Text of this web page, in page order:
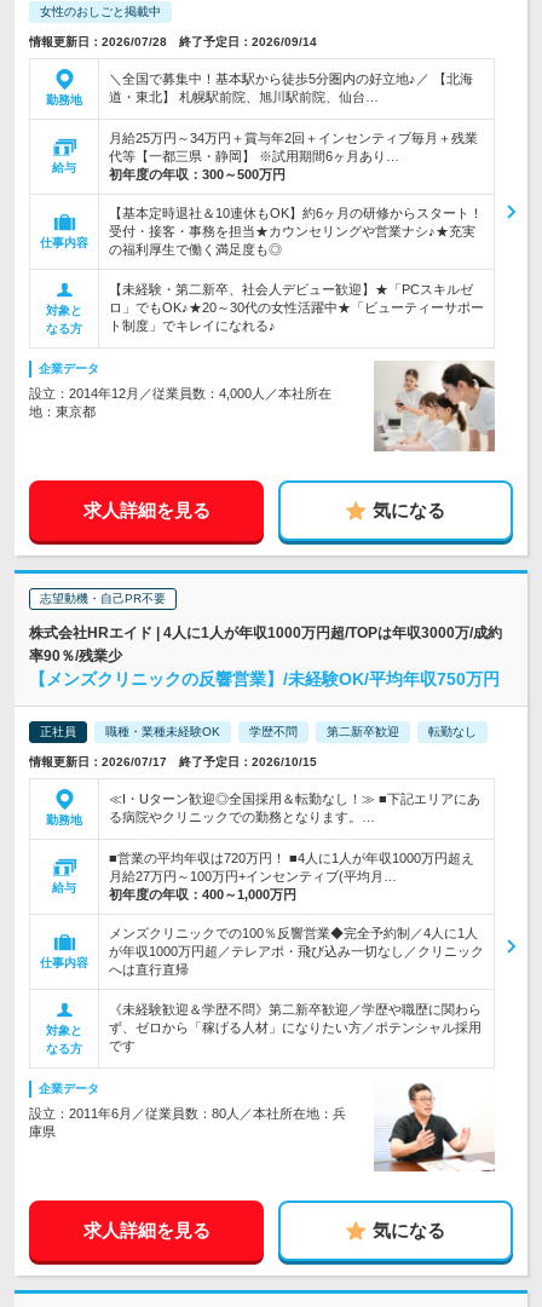
女性のおしごと掲載中
情報更新日：2026/07/28 終了予定日：2026/09/14
勤務地
＼全国で募集中！基本駅から徒歩5分圏内の好立地♪／ 【北海
道・東北】 札幌駅前院、旭川駅前院、仙台…
給与
月給25万円～34万円＋賞与年2回＋インセンティブ毎月＋残業
代等【一都三県・静岡】 ※試用期間6ヶ月あり…
初年度の年収： 300～500万円
仕事内容
【基本定時退社＆10連休もOK】約6ヶ月の研修からスタート！
受付・接客・事務を担当★カウンセリングや営業ナシ♪★充実
の福利厚生で働く満足度も◎
対象と
なる方
【未経験・第二新卒、社会人デビュー歓迎】★「PCスキルゼ
ロ」でもOK♪★20～30代の女性活躍中★「ビューティーサポー
ト制度」でキレイになれる♪
企業データ
設立：2014年12月／従業員数：4,000人／本社所在
地：東京都
求人詳細を見る 気になる
志望動機・自己PR不要
株式会社HRエイド | 4人に1人が年収1000万円超/TOPは年収3000万/成約
率90％/残業少
【メンズクリニックの反響営業】/未経験OK/平均年収750万円
正社員 職種・業種未経験OK 学歴不問 第二新卒歓迎 転勤なし
情報更新日：2026/07/17 終了予定日：2026/10/15
勤務地
≪I・Uターン歓迎◎全国採用＆転勤なし！≫ ■下記エリアにあ
る病院やクリニックでの勤務となります。…
給与
■営業の平均年収は720万円！ ■4人に1人が年収1000万円超え
月給27万円～100万円+インセンティブ(平均月…
初年度の年収： 400～1,000万円
仕事内容
メンズクリニックでの100％反響営業◆完全予約制／4人に1人
が年収1000万円超／テレアポ・飛び込み一切なし／クリニック
へは直行直帰
対象と
なる方
《未経験歓迎＆学歴不問》第二新卒歓迎／学歴や職歴に関わら
ず、ゼロから「稼げる人材」になりたい方／ポテンシャル採用
です
企業データ
設立：2011年6月／従業員数：80人／本社所在地：兵
庫県
求人詳細を見る 気になる